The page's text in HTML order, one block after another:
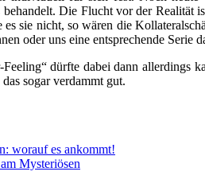
behandelt. Die Flucht vor der
sie nicht, so wären die
oder uns eine entsprechende Serie
Feeling“ dürfte dabei dann allerdings
sogar verdammt gut.
worauf es ankommt!
Mysteriösen